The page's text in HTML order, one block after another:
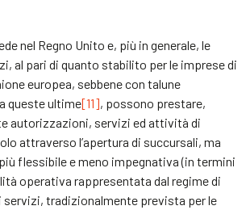
nel Regno Unito e, più in generale, le
al pari di quanto stabilito per le imprese di
europea, sebbene con talune
queste ultime[11], possono prestare,
autorizzazioni, servizi ed attività di
attraverso l’apertura di succursali, ma
flessibile e meno impegnativa (in termini
operativa rappresentata dal regime di
servizi, tradizionalmente prevista per le